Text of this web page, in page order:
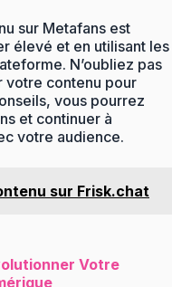
sur Metafans est
élevé et en utilisant les
N’oubliez pas
votre contenu pour
vous pourrez
et continuer à
votre audience.
sur Frisk.chat
Votre